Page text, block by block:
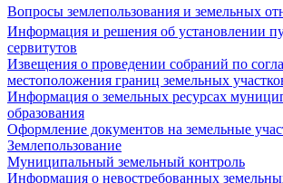
Вопросы землепользования и земельных
Информация и решения об установлении
сервитутов
Извещения о проведении собраний по
местоположения границ земельных
Информация о земельных ресурсах
образования
Оформление документов на земельные
Землепользование
Муниципальный земельный контроль
Информация о невостребованных